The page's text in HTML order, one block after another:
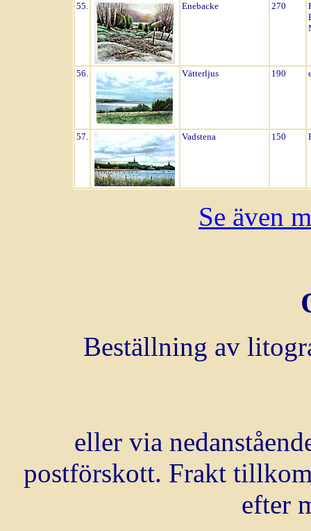
55. Enebacke 270
56. Vätterljus 190
57. Vadstena 150
Se även
Beställning av
eller via
postförskott. Frakt
efter